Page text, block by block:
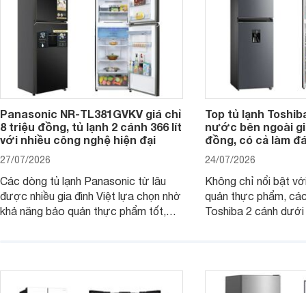
Panasonic NR-TL381GVKV giá chỉ
8 triệu đồng, tủ lạnh 2 cánh 366 lít
với nhiều công nghệ hiện đại
27/07/2026
Các dòng tủ lạnh Panasonic từ lâu
được nhiều gia đình Việt lựa chọn nhờ
khả năng bảo quản thực phẩm tốt,
phân khúc khiến không ít người dùng
phải cân nhắc. Trên thị trường hiện
Top tủ lạnh
nước bên ngoài
đồng, có cả làm
24/07/2026
Không chỉ nổi bật
quản thực phẩm,
Toshiba 2 cánh